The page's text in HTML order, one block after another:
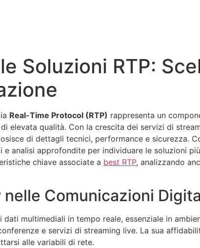
Soluzioni RTP:
Real-Time Protocol (RTP) rappresenta un
elevata qualità. Con la crescita dei servizi di
di dettagli tecnici, performance e sicurezza.
analisi approfondite per individuare le soluzioni
chiave associate a best RTP, analizzando
nelle Comunicazioni
multimediali in tempo reale, essenziale in
e servizi di streaming live. La sua
alle variabili di rete.